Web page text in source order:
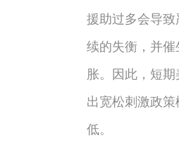
援助过多会导
续的失衡，并催
胀。因此，短
出宽松刺激政
低。